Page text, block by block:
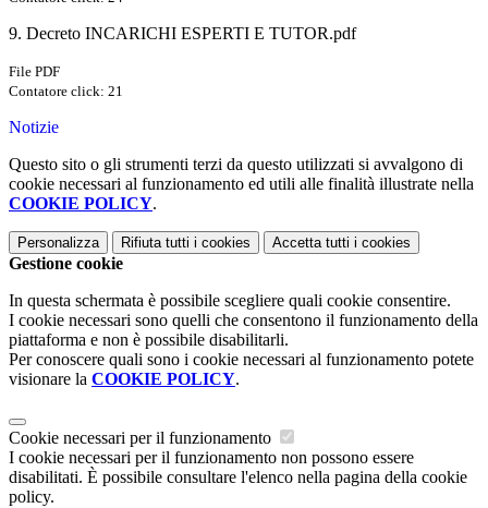
9. Decreto INCARICHI ESPERTI E TUTOR.pdf
File PDF
Contatore click: 21
Notizie
Questo sito o gli strumenti terzi da questo utilizzati si avvalgono di
cookie necessari al funzionamento ed utili alle finalità illustrate nella
COOKIE POLICY.
Personalizza Rifiuta tutti i cookies Accetta tutti i cookies
Gestione cookie
In questa schermata è possibile scegliere quali cookie consentire.
I cookie necessari sono quelli che consentono il funzionamento della
piattaforma e non è possibile disabilitarli.
Per conoscere quali sono i cookie necessari al funzionamento potete
visionare la COOKIE POLICY.
Cookie necessari per il funzionamento
I cookie necessari per il funzionamento non possono essere
disabilitati. È possibile consultare l'elenco nella pagina della cookie
policy.